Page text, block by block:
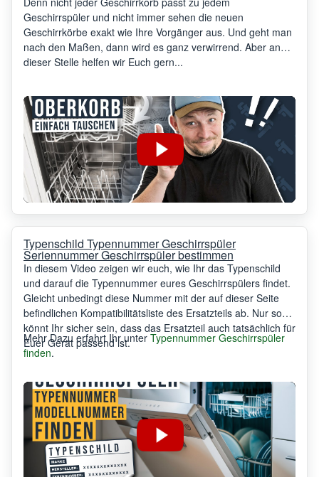
Geschirrspüler und nicht immer sehen die neuen
Geschirrkörbe exakt wie Ihre Vorgänger aus. Und geht man
nach den Maßen, dann wird es ganz verwirrend. Aber an
dieser Stelle helfen wir Euch gern...
Typenschild Typennummer Geschirrspüler
Seriennummer Geschirrspüler bestimmen
In diesem Video zeigen wir euch, wie Ihr das Typenschild
und darauf die Typennummer eures Geschirrspülers findet.
Gleicht unbedingt diese Nummer mit der auf dieser Seite
befindlichen Kompatibilitätsliste des Ersatzteils ab. Nur so
könnt Ihr sicher sein, dass das Ersatzteil auch tatsächlich für
Euer Gerät passend ist.
Mehr Dazu erfahrt Ihr unter Typennummer Geschirrspüler
finden.